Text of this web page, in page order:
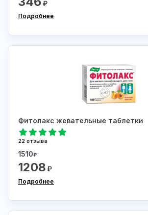
₽
Подробнее
Фитолакс жевательные таблетки
22 отзыва
1510₽
1208₽
Подробнее